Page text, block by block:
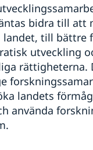
bidra till att
till bättre
utveckling
rättigheterna.
landets
använda